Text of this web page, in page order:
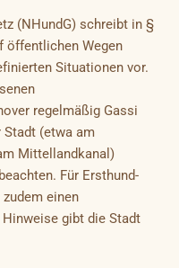
(NHundG) schreibt in §
öffentlichen Wegen
Situationen vor.
regelmäßig Gassi
(etwa am
Mittellandkanal)
Für Ersthund-
einen
gibt die Stadt